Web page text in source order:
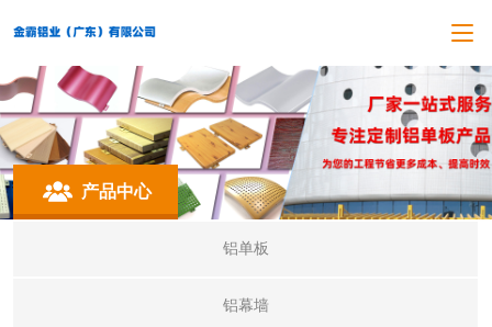
产品中心
铝单板
铝幕墙